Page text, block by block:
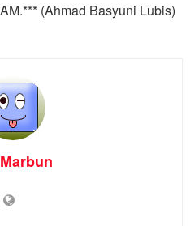
(Ahmad Basyuni Lubis)